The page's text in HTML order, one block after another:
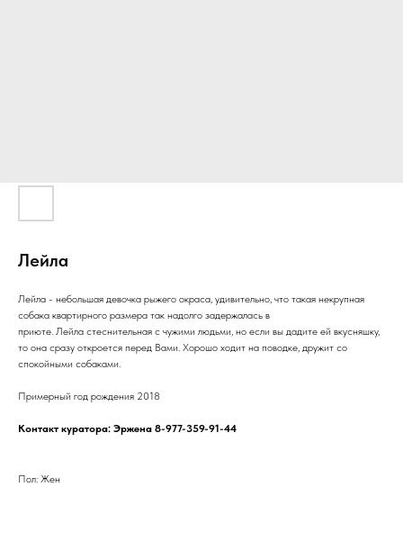
Лейла
Лейла - небольшая девочка рыжего окраса, удивительно, что такая некрупная
собака квартирного размера так надолго задержалась в
приюте. Лейла стеснительная с чужими людьми, но если вы дадите ей вкусняшку,
то она сразу откроется перед Вами. Хорошо ходит на поводке, дружит со
спокойными собаками.
Примерный год рождения 2018
Контакт куратора: Эржена 8-977-359-91-44
Пол: Жен